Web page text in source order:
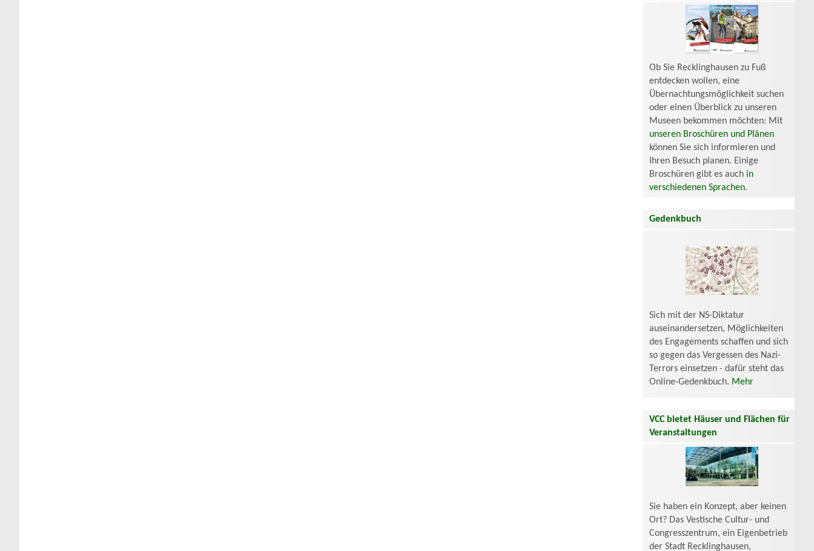
Ob Sie Recklinghausen zu Fuß
entdecken wollen, eine
Übernachtungsmöglichkeit suchen
oder einen Überblick zu unseren
Museen bekommen möchten: Mit
unseren Broschüren und Plänen
können Sie sich informieren und
Ihren Besuch planen. Einige
Broschüren gibt es auch in
verschiedenen Sprachen.
Gedenkbuch
Sich mit der NS-Diktatur
auseinandersetzen, Möglichkeiten
des Engagements schaffen und sich
so gegen das Vergessen des Nazi-
Terrors einsetzen - dafür steht das
Online-Gedenkbuch. Mehr
VCC bietet Häuser und Flächen für
Veranstaltungen
Sie haben ein Konzept, aber keinen
Ort? Das Vestische Cultur- und
Congresszentrum, ein Eigenbetrieb
der Stadt Recklinghausen,